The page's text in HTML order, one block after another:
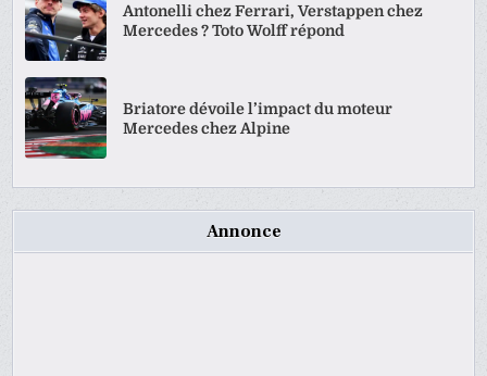
Antonelli chez Ferrari, Verstappen chez
Mercedes ? Toto Wolff répond
Briatore dévoile l’impact du moteur
Mercedes chez Alpine
Annonce